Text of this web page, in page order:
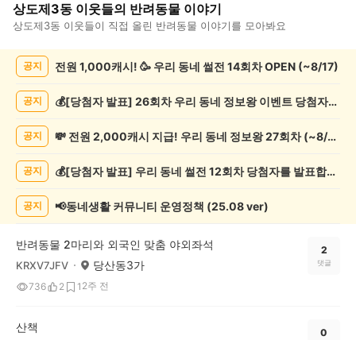
상도제3동 이웃들의 반려동물 이야기
상도제3동 이웃들이 직접 올린 반려동물 이야기를 모아봐요
글
공지 전원 1,000캐시! 🥳 우리 동네 썰전 14회차 OPEN (~8/17)
공지 💰[당첨자 발표] 26회차 우리 동네 정보왕 이벤트 당첨자를 발표합니다!
공지 💸 전원 2,000캐시 지급! 우리 동네 정보왕 27회차 (~8/10)
공지 💰[당첨자 발표] 우리 동네 썰전 12회차 당첨자를 발표합니다!
공지 📢동네생활 커뮤니티 운영정책 (25.08 ver)
반려동물 2마리와 외국인 맞춤 야외좌석
KRXV7JFV 당산동3가
736 2 1 2주 전
2
댓글
산책 0